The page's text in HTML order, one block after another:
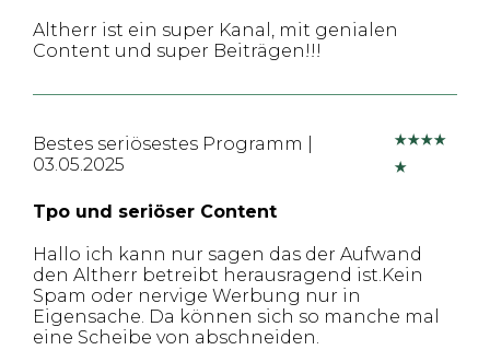
Altherr ist ein super Kanal, mit genialen
Content und super Beiträgen!!!
Bestes seriösestes Programm
03.05.2025
Tpo und seriöser Content
Hallo ich kann nur sagen das der Aufwand
den Altherr betreibt herausragend ist.Kein
Spam oder nervige Werbung nur in
Eigensache. Da können sich so manche mal
eine Scheibe von abschneiden.